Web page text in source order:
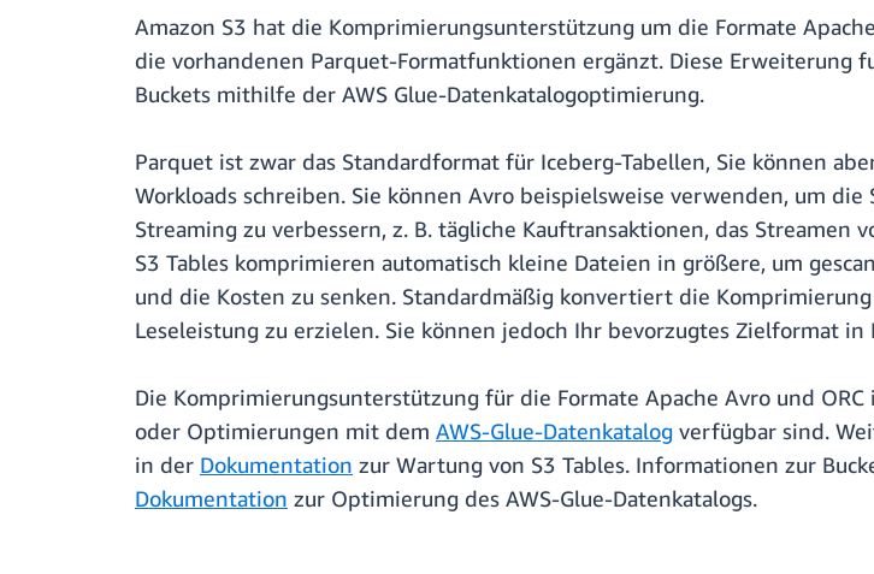
Amazon S3 hat die Komprimierungsunterstützung um die Formate
die vorhandenen Parquet-Formatfunktionen ergänzt. Diese Erweiterung
Buckets mithilfe der AWS Glue-Datenkatalogoptimierung.
Parquet ist zwar das Standardformat für Iceberg-Tabellen, Sie können
Workloads schreiben. Sie können Avro beispielsweise verwenden, um
Streaming zu verbessern, z. B. tägliche Kauftransaktionen, das
S3 Tables komprimieren automatisch kleine Dateien in größere, um
und die Kosten zu senken. Standardmäßig konvertiert die
Leseleistung zu erzielen. Sie können jedoch Ihr bevorzugtes Zielformat
Die Komprimierungsunterstützung für die Formate Apache Avro und
oder Optimierungen mit dem AWS-Glue-Datenkatalog verfügbar sind.
in der Dokumentation zur Wartung von S3 Tables. Informationen zur
Dokumentation zur Optimierung des AWS-Glue-Datenkatalogs.